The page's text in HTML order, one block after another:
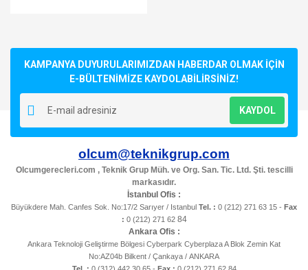
KAMPANYA DUYURULARIMIZDAN HABERDAR OLMAK İÇİN
E-BÜLTENİMİZE KAYDOLABİLİRSİNİZ!
KAYDOL
olcum@teknikgrup.com
Olcumgerecleri.com , Teknik Grup Müh. ve Org. San. Tic. Ltd. Şti. tescilli
markasıdır.
İstanbul Ofis :
Büyükdere Mah. Canfes Sok. No:17/2 Sarıyer / Istanbul Tel. : 0 (212) 271 63 15 - Fax
: 0 (212) 271 6284
Ankara Ofis :
Ankara Teknoloji Geliştirme Bölgesi Cyberpark Cyberplaza A Blok Zemin Kat
No:AZ04b Bilkent / Çankaya / ANKARA